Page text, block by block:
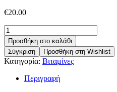
€20.00
Bio-
Active
Complete
B-
Complex
ποσότητα
Προσθήκη στο καλάθι
Σύγκριση
Προσθήκη στη Wishlist
Κατηγορία: Βιταμίνες
Περιγραφή